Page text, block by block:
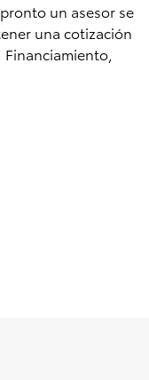
un asesor se
una cotización